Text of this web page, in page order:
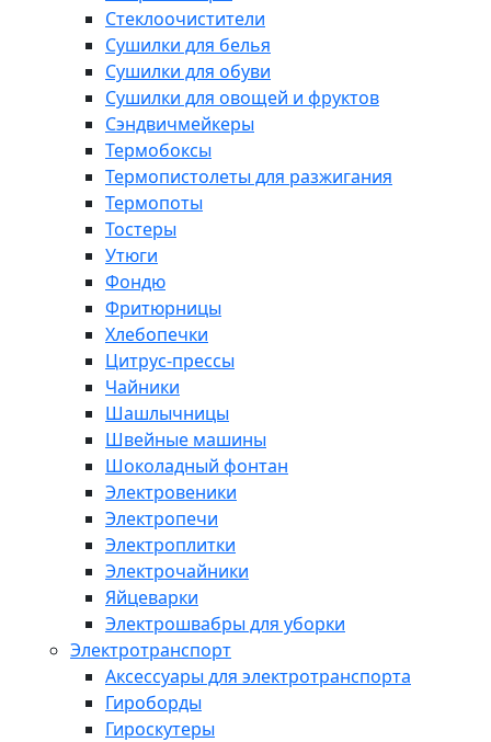
Стеклоочистители
Сушилки для белья
Сушилки для обуви
Сушилки для овощей и фруктов
Сэндвичмейкеры
Термобоксы
Термопистолеты для разжигания
Термопоты
Тостеры
Утюги
Фондю
Фритюрницы
Хлебопечки
Цитрус-прессы
Чайники
Шашлычницы
Швейные машины
Шоколадный фонтан
Электровеники
Электропечи
Электроплитки
Электрочайники
Яйцеварки
Электрошвабры для уборки
Электротранспорт
Аксессуары для электротранспорта
Гироборды
Гироскутеры